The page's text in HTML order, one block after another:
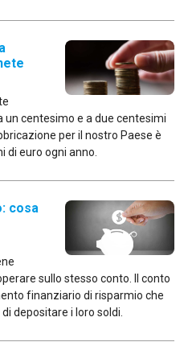
un centesimo e a due centesimi
per il nostro Paese è
di euro ogni anno.
cosa
sullo stesso conto. Il conto
finanziario di risparmio che
depositare i loro soldi.